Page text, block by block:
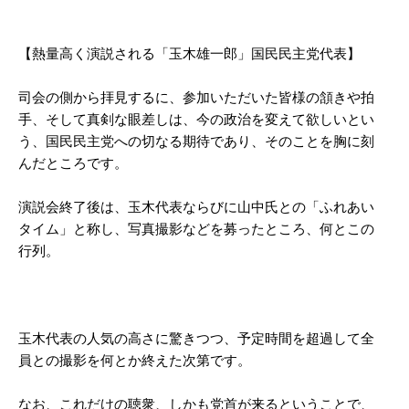
【熱量高く演説される「玉木雄一郎」国民民主党代表】
司会の側から拝見するに、参加いただいた皆様の頷きや拍
手、そして真剣な眼差しは、今の政治を変えて欲しいとい
う、国民民主党への切なる期待であり、そのことを胸に刻
んだところです。
演説会終了後は、玉木代表ならびに山中氏との「ふれあい
タイム」と称し、写真撮影などを募ったところ、何とこの
行列。
玉木代表の人気の高さに驚きつつ、予定時間を超過して全
員との撮影を何とか終えた次第です。
なお、これだけの聴衆、しかも党首が来るということで、